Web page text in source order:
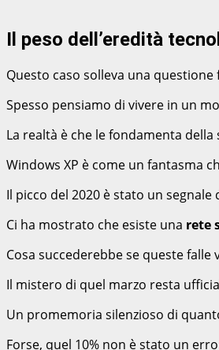
Il peso dell’eredità
Questo caso solleva una
Spesso pensiamo di vivere in un
La realtà è che le fondamenta
Windows XP è come un fantasma
Il picco del 2020 è stato un
Ci ha mostrato che esiste una rete
Cosa succederebbe se queste
Il mistero di quel marzo resta
Un promemoria silenzioso di
Forse, quel 10% non è stato un